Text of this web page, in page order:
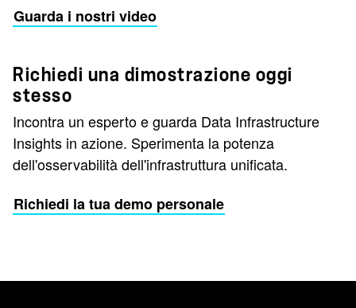
Guarda i nostri video
Richiedi una dimostrazione oggi
stesso
Incontra un esperto e guarda Data Infrastructure
Insights in azione. Sperimenta la potenza
dell'osservabilità dell'infrastruttura unificata.
Richiedi la tua demo personale